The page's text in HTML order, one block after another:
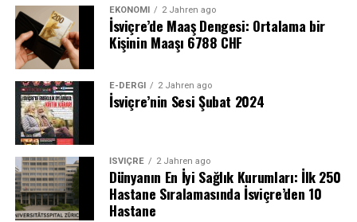
EKONOMI 2 Jahren ago
İsviçre’de Maaş Dengesi: Ortalama bir
Kişinin Maaşı 6788 CHF
E-DERGI 2 Jahren ago
İsviçre’nin Sesi Şubat 2024
İSVIÇRE 2 Jahren ago
Dünyanın En İyi Sağlık Kurumları: İlk 250
Hastane Sıralamasında İsviçre’den 10
Hastane